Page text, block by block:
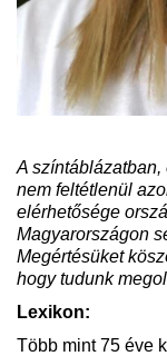
A
nem feltétlenül
elérhetősége
Magyarországon
Megértésüket
hogy tudunk
Lexikon:
Több mint 75 éve